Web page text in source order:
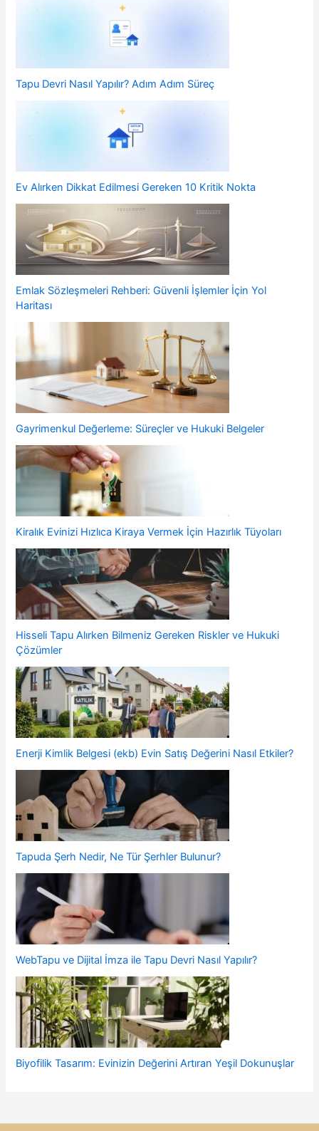
Tapu Devri Nasıl Yapılır? Adım Adım Süreç
Ev Alırken Dikkat Edilmesi Gereken 10 Kritik Nokta
Emlak Sözleşmeleri Rehberi: Güvenli İşlemler İçin Yol
Haritası
Gayrimenkul Değerleme: Süreçler ve Hukuki Belgeler
Kiralık Evinizi Hızlıca Kiraya Vermek İçin Hazırlık Tüyoları
Hisseli Tapu Alırken Bilmeniz Gereken Riskler ve Hukuki
Çözümler
Enerji Kimlik Belgesi (ekb) Evin Satış Değerini Nasıl Etkiler?
Tapuda Şerh Nedir, Ne Tür Şerhler Bulunur?
WebTapu ve Dijital İmza ile Tapu Devri Nasıl Yapılır?
Biyofilik Tasarım: Evinizin Değerini Artıran Yeşil Dokunuşlar